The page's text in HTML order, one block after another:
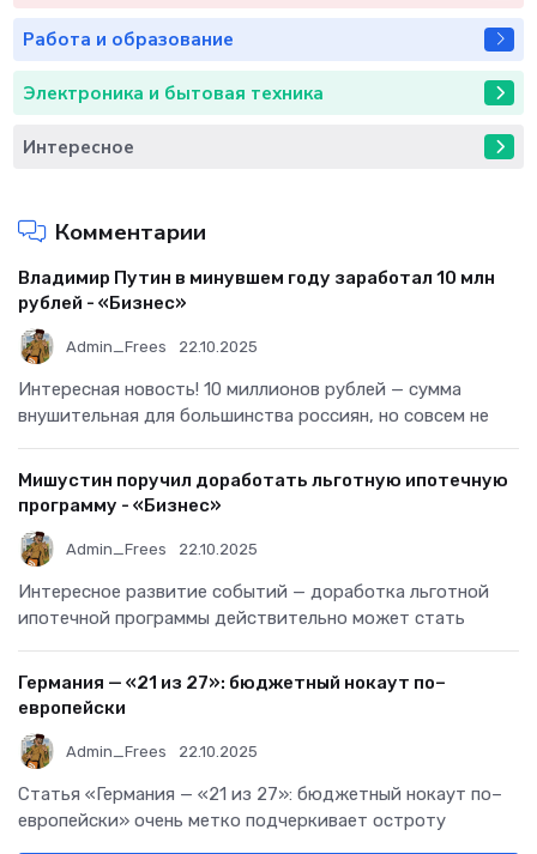
Работа и образование
Электроника и бытовая техника
Интересное
Комментарии
Владимир Путин в минувшем году заработал 10 млн
рублей - «Бизнес»
Admin_Frees 22.10.2025
Интересная новость! 10 миллионов рублей — сумма
внушительная для большинства россиян, но совсем не
Мишустин поручил доработать льготную ипотечную
программу - «Бизнес»
Admin_Frees 22.10.2025
Интересное развитие событий — доработка льготной
ипотечной программы действительно может стать
Германия — «21 из 27»: бюджетный нокаут по–
европейски
Admin_Frees 22.10.2025
Статья «Германия — «21 из 27»: бюджетный нокаут по–
европейски» очень метко подчеркивает остроту